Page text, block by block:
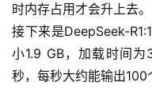
时内存占用才会升上去。
接下来是DeepSeek-
小1.9 GB，加载时间
秒，每秒大约能输出100